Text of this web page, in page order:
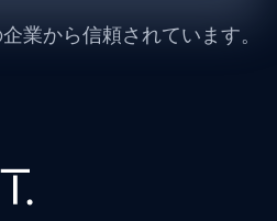
業から信頼されています。